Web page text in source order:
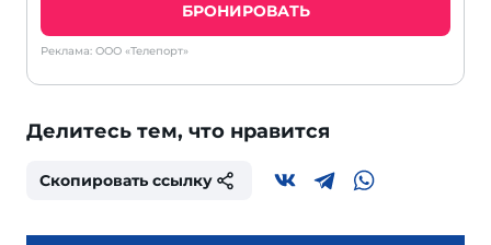
БРОНИРОВАТЬ
Реклама: ООО «Телепорт»
Делитесь тем, что нравится
Скопировать ссылку